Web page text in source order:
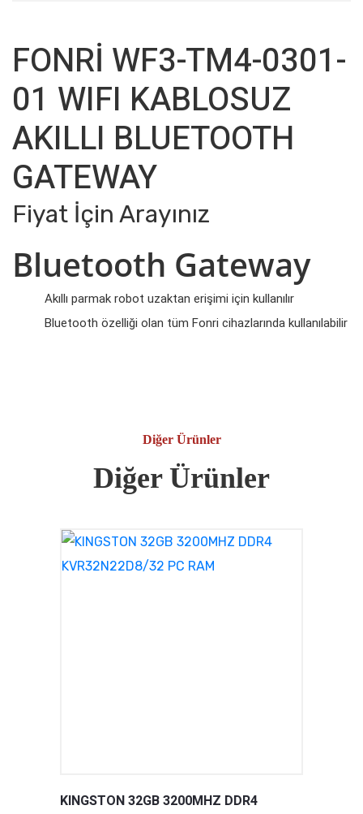
FONRİ WF3-TM4-0301-
01 WIFI KABLOSUZ
AKILLI BLUETOOTH
GATEWAY
Fiyat İçin Arayınız
Bluetooth Gateway
Akıllı parmak robot uzaktan erişimi için kullanılır
Bluetooth özelliği olan tüm Fonri cihazlarında kullanılabilir
Diğer Ürünler
Diğer Ürünler
KINGSTON 32GB 3200MHZ DDR4